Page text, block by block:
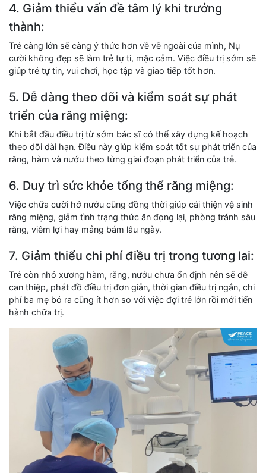
4. Giảm thiểu vấn đề tâm lý khi trưởng
thành:
Trẻ càng lớn sẽ càng ý thức hơn về vẽ ngoài của mình, Nụ
cười không đẹp sẽ làm trẻ tự ti, mặc cảm. Việc điều trị sớm sẽ
giúp trẻ tự tin, vui chơi, học tập và giao tiếp tốt hơn.
5. Dễ dàng theo dõi và kiểm soát sự phát
triển của răng miệng:
Khi bắt đầu điều trị từ sớm bác sĩ có thể xây dựng kế hoạch
theo dõi dài hạn. Điều này giúp kiểm soát tốt sự phát triển của
răng, hàm và nướu theo từng giai đoạn phát triển của trẻ.
6. Duy trì sức khỏe tổng thể răng miệng:
Việc chữa cười hở nướu cũng đồng thời giúp cải thiện vệ sinh
răng miệng, giảm tình trạng thức ăn đọng lại, phòng tránh sâu
răng, viêm lợi hay mảng bám lâu ngày.
7. Giảm thiểu chi phí điều trị trong tương lai:
Trẻ còn nhỏ xương hàm, răng, nướu chưa ổn định nên sẽ dễ
can thiệp, phát đồ điều trị đơn giản, thời gian điều trị ngắn, chi
phí ba mẹ bỏ ra cũng ít hơn so với việc đợi trẻ lớn rồi mới tiến
hành chữa trị.